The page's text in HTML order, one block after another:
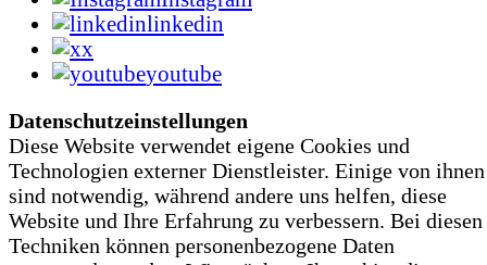
linkedin
x
youtube
Datenschutzeinstellungen
Diese Website verwendet eigene Cookies und
Technologien externer Dienstleister. Einige von ihnen
sind notwendig, während andere uns helfen, diese
Website und Ihre Erfahrung zu verbessern. Bei diesen
Techniken können personenbezogene Daten